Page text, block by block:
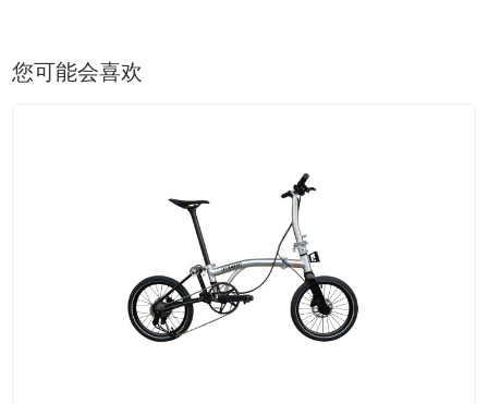
您可能会喜欢